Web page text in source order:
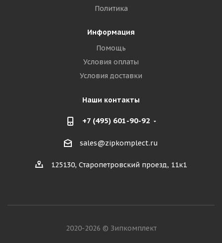
Политика
Информация
Помощь
Условия оплаты
Условия доставки
Наши контакты
+7 (495) 601-90-92
sales@zipkomplect.ru
125130, Старопетровский проезд, 11к1
2020-2026 © Зипкомплект